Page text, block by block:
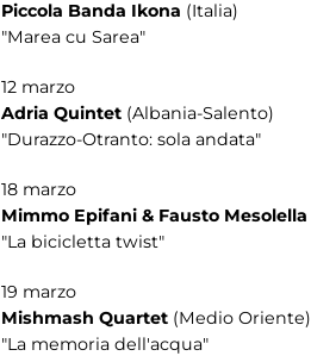
Piccola Banda Ikona (Italia)
"Marea cu Sarea"
12 marzo
Adria Quintet (Albania-Salento)
"Durazzo-Otranto: sola andata"
18 marzo
Mimmo Epifani & Fausto Mesolella
"La bicicletta twist"
19 marzo
Mishmash Quartet (Medio Oriente)
"La memoria dell'acqua"